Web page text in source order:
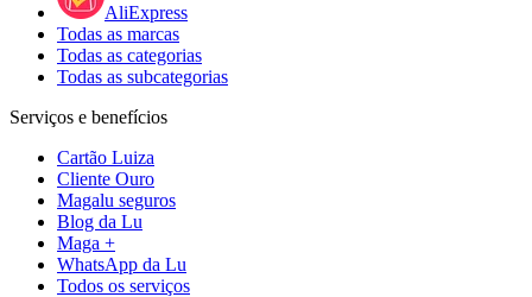
AliExpress
Todas as marcas
Todas as categorias
Todas as subcategorias
Serviços e benefícios
Cartão Luiza
Cliente Ouro
Magalu seguros
Blog da Lu
Maga +
WhatsApp da Lu
Todos os serviços